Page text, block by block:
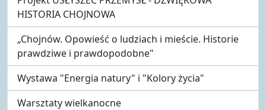
HISTORIA CHOJNOWA
„Chojnów. Opowieść o ludziach i mieście. Historie
prawdziwe i prawdopodobne"
Wystawa "Energia natury" i "Kolory życia"
Warsztaty wielkanocne